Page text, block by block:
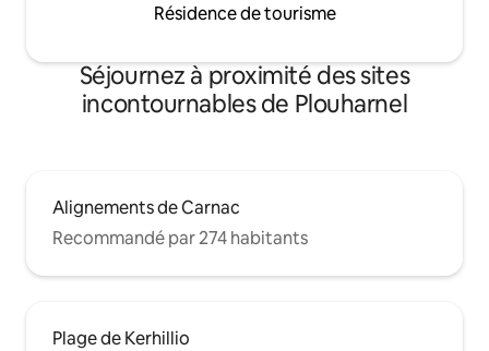
Résidence de tourisme
Séjournez à proximité des sites
incontournables de Plouharnel
Alignements de Carnac
Recommandé par 274 habitants
Plage de Kerhillio